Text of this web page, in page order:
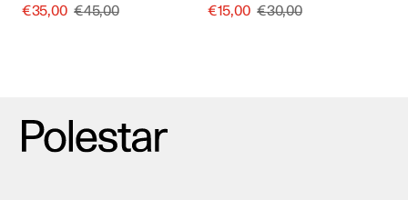
€35,00 €45,00
€15,00 €30,00